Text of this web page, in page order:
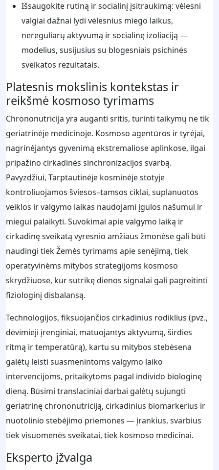
Išsaugokite rutiną ir socialinį įsitraukimą: vėlesni
valgiai dažnai lydi vėlesnius miego laikus,
nereguliarų aktyvumą ir socialinę izoliaciją —
modelius, susijusius su blogesniais psichinės
sveikatos rezultatais.
Platesnis mokslinis kontekstas ir
reikšmė kosmoso tyrimams
Chrononutricija yra auganti sritis, turinti taikymų ne tik
geriatrinėje medicinoje. Kosmoso agentūros ir tyrėjai,
nagrinėjantys gyvenimą ekstremaliose aplinkose, ilgai
pripažino cirkadinės sinchronizacijos svarbą.
Pavyzdžiui, Tarptautinėje kosminėje stotyje
kontroliuojamos šviesos–tamsos ciklai, suplanuotos
veiklos ir valgymo laikas naudojami įgulos našumui ir
miegui palaikyti. Suvokimai apie valgymo laiką ir
cirkadinę sveikatą vyresnio amžiaus žmonėse gali būti
naudingi tiek Žemės tyrimams apie senėjimą, tiek
operatyvinėms mitybos strategijoms kosmoso
skrydžiuose, kur sutrikę dienos signalai gali pagreitinti
fiziologinį disbalansą.
Technologijos, fiksuojančios cirkadinius rodiklius (pvz.,
dėvimieji įrenginiai, matuojantys aktyvumą, širdies
ritmą ir temperatūrą), kartu su mitybos stebėsena
galėtų leisti suasmenintoms valgymo laiko
intervencijoms, pritaikytoms pagal individo biologinę
dieną. Būsimi translaciniai darbai galėtų sujungti
geriatrinę chrononutriciją, cirkadinius biomarkerius ir
nuotolinio stebėjimo priemones — įrankius, svarbius
tiek visuomenės sveikatai, tiek kosmoso medicinai.
Eksperto įžvalga